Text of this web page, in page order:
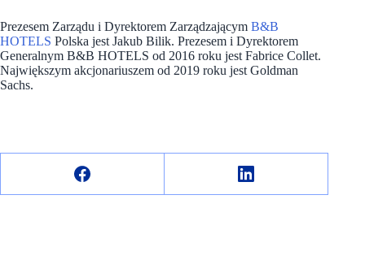
Prezesem Zarządu i Dyrektorem Zarządzającym B&B
HOTELS Polska jest Jakub Bilik. Prezesem i Dyrektorem
Generalnym B&B HOTELS od 2016 roku jest Fabrice Collet.
Największym akcjonariuszem od 2019 roku jest Goldman
Sachs.